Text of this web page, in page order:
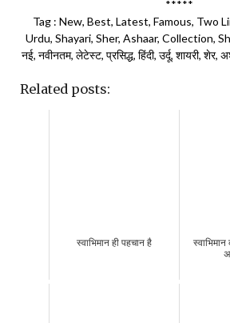
*****
Tag : New, Best, Latest, Famous, Two
Urdu, Shayari, Sher, Ashaar, Collection,
नई, नवीनतम, लेटेस्ट, प्रसिद्ध, हिंदी, उर्दू, शायरी,
Related posts:
स्वाभिमान ही पहचान है